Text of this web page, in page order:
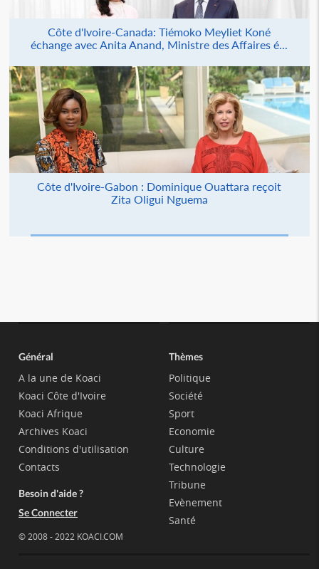
Côte d'Ivoire-Canada: Tiémoko Meyliet Koné
échange avec Anita Anand, Ministre des Affaires é...
Côte d'Ivoire-Gabon : Dominique Ouattara reçoit
Zita Oligui Nguema
Général
A la une de Koaci
Koaci Côte d'Ivoire
Koaci Afrique
Archives Koaci
Conditions d'utilisation
Contacts
Besoin d'aide ?
Se Connecter
© 2008 - 2022 KOACI.COM
Thèmes
Politique
Société
Sport
Economie
Culture
Technologie
Tribune
Evènement
Santé